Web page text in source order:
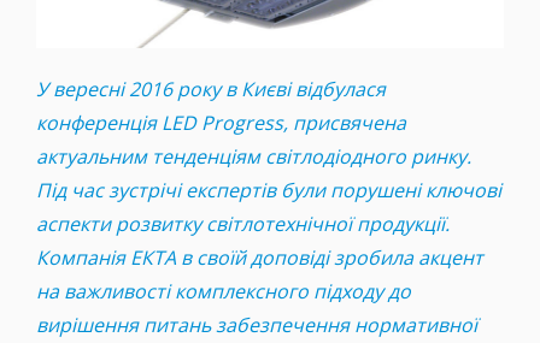
У вересні 2016 року в Києві відбулася
конференція LED Progress, присвячена
актуальним тенденціям світлодіодного ринку.
Під час зустрічі експертів були порушені ключові
аспекти розвитку світлотехнічної продукції.
Компанія ЕКТА в своїй доповіді зробила акцент
на важливості комплексного підходу до
вирішення питань забезпечення нормативної